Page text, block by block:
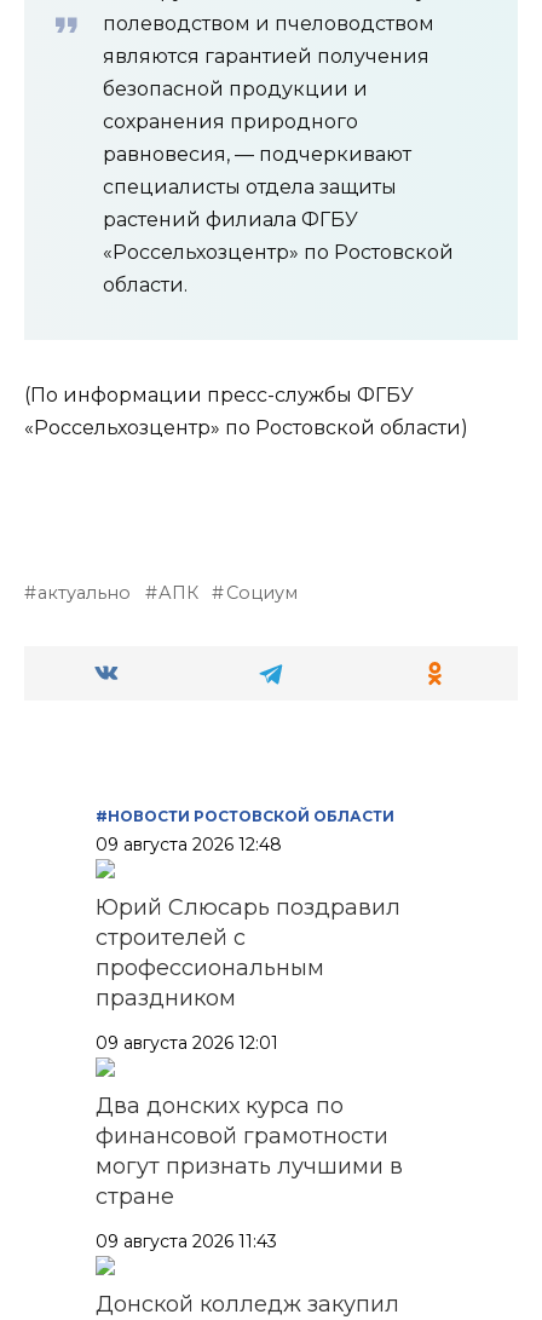
полеводством и пчеловодством
являются гарантией получения
безопасной продукции и
сохранения природного
равновесия, — подчеркивают
специалисты отдела защиты
растений филиала ФГБУ
«Россельхозцентр» по Ростовской
области.
(По информации пресс-службы ФГБУ
«Россельхозцентр» по Ростовской области)
актуально АПК Социум
#НОВОСТИ РОСТОВСКОЙ ОБЛАСТИ
09 августа 2026 12:48
Юрий Слюсарь поздравил
строителей с
профессиональным
праздником
09 августа 2026 12:01
Два донских курса по
финансовой грамотности
могут признать лучшими в
стране
09 августа 2026 11:43
Донской колледж закупил